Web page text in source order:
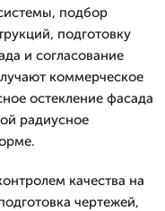
подбор
подготовку
и согласование
коммерческое
остекление фасада
радиусное
качества на
чертежей,